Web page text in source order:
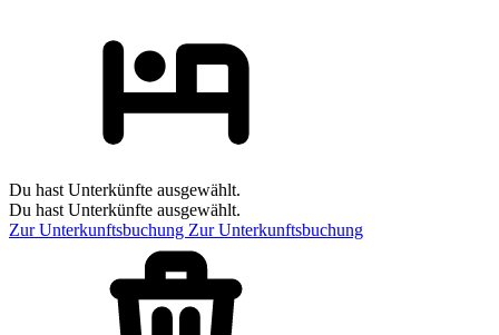
Du hast Unterkünfte ausgewählt.
Du hast Unterkünfte ausgewählt.
Zur Unterkunftsbuchung Zur Unterkunftsbuchung